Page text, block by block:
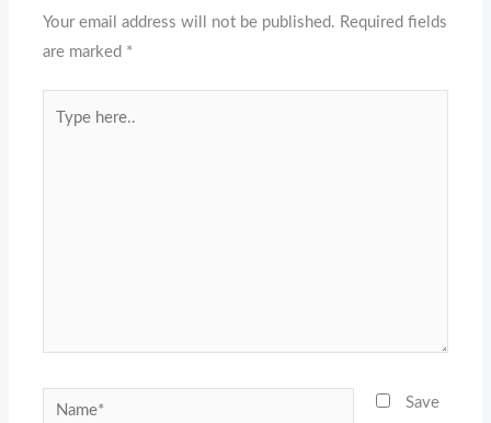
Your email address will not be published. Required fields
are marked *
Name*
Save